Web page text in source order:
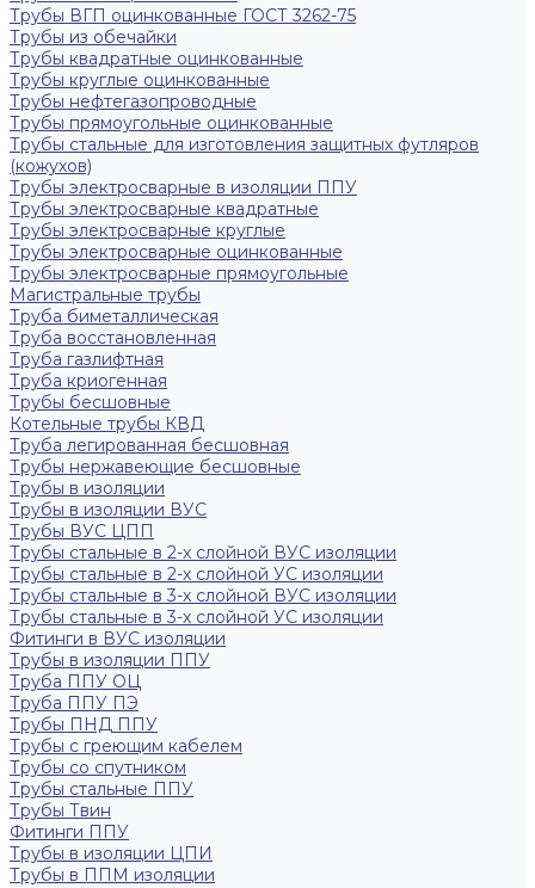
Трубы ВГП оцинкованные ГОСТ 3262-75
Трубы из обечайки
Трубы квадратные оцинкованные
Трубы круглые оцинкованные
Трубы нефтегазопроводные
Трубы прямоугольные оцинкованные
Трубы стальные для изготовления защитных футляров
(кожухов)
Трубы электросварные в изоляции ППУ
Трубы электросварные квадратные
Трубы электросварные круглые
Трубы электросварные оцинкованные
Трубы электросварные прямоугольные
Магистральные трубы
Труба биметаллическая
Труба восстановленная
Труба газлифтная
Труба криогенная
Трубы бесшовные
Котельные трубы КВД
Труба легированная бесшовная
Трубы нержавеющие бесшовные
Трубы в изоляции
Трубы в изоляции ВУС
Трубы ВУС ЦПП
Трубы стальные в 2-х слойной ВУС изоляции
Трубы стальные в 2-х слойной УС изоляции
Трубы стальные в 3-х слойной ВУС изоляции
Трубы стальные в 3-х слойной УС изоляции
Фитинги в ВУС изоляции
Трубы в изоляции ППУ
Труба ППУ ОЦ
Труба ППУ ПЭ
Трубы ПНД ППУ
Трубы с греющим кабелем
Трубы со спутником
Трубы стальные ППУ
Трубы Твин
Фитинги ППУ
Трубы в изоляции ЦПИ
Трубы в ППМ изоляции